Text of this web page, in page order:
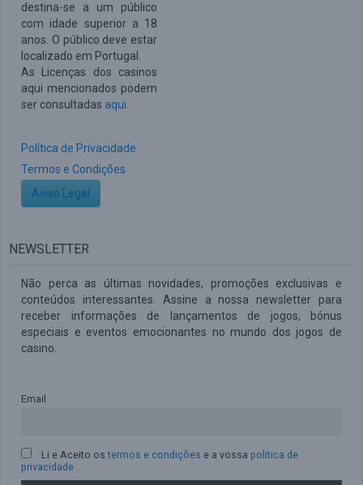
destina-se a um público
com idade superior a 18
anos. O público deve estar
localizado em Portugal.
As Licenças dos casinos
aqui mencionados podem
ser consultadas aqui
Política de Privacidade
Termos e Condições
Aviso Legal
NEWSLETTER
Não perca as últimas novidades, promoções exclusivas e
conteúdos interessantes. Assine a nossa newsletter para
receber informações de lançamentos de jogos, bónus
especiais e eventos emocionantes no mundo dos jogos de
casino.
Email
Li e Aceito ostermos e condições e a vossa politica de
privacidade